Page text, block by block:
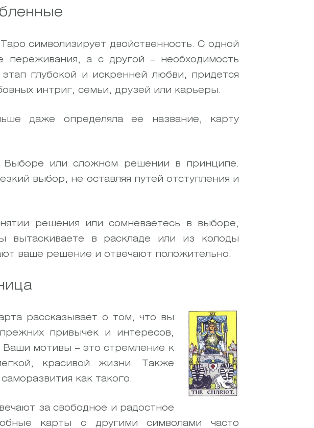
символизирует двойственность. С одной
а с другой – необходимость
глубокой и искренней любви, придется
интриг, семьи, друзей или карьеры.
даже определяла ее название, карту
Выборе или сложном решении в принципе.
выбор, не оставляя путей отступления и
решения или сомневаетесь в выборе,
вытаскиваете в раскладе или из колоды
ваше решение и отвечают положительно.
рассказывает о том, что вы
привычек и интересов,
Ваши мотивы – это стремление к
красивой жизни. Также
как такого.
за свободное и радостное
карты с другими символами часто